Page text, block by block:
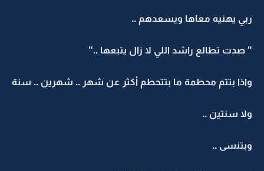
ربي يهنيه معاها ويسعدهم ..
" صدت تطالع راشد اللي لا زال يتبعها .."
واذا بتتم محطمة ما بتتحطم أكثر عن شهر .. شهرين .. سنة
ولا سنتين ..
وبتنسى ..